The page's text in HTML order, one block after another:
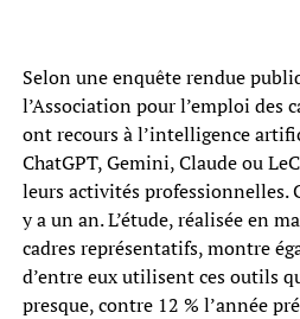
Selon une enquête rendue
l’Association pour l’emploi des
ont recours à l’intelligence
ChatGPT, Gemini, Claude ou
leurs activités professionnelles.
y a un an. L’étude, réalisée en
cadres représentatifs, montre
d’entre eux utilisent ces outils
presque, contre 12 % l’année